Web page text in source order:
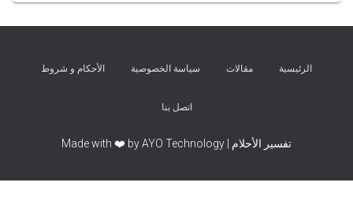
الرئيسية مقالات سياسة الخصوصية الأحكام و شروط
اتصل بنا
تفسير الأحلام | Made with ❤️ by AYO Technology